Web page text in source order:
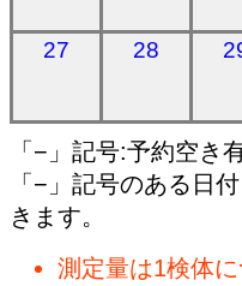
27 28
「−」記号:予約空
「−」記号のある日
きます。
測定量は1検体に